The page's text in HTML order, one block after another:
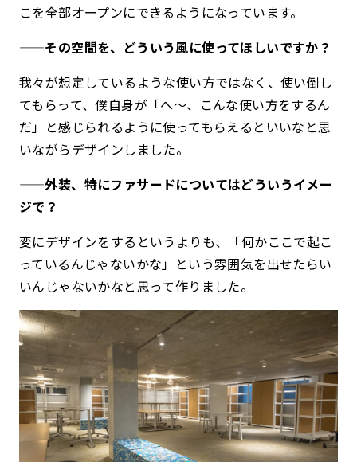
こを全部オープンにできるようになっています。
——その空間を、どういう風に使ってほしいですか？
我々が想定しているような使い方ではなく、使い倒し
てもらって、僕自身が「へ〜、こんな使い方をするん
だ」と感じられるように使ってもらえるといいなと思
いながらデザインしました。
——外装、特にファサードについてはどういうイメー
ジで？
変にデザインをするというよりも、「何かここで起こ
っているんじゃないかな」という雰囲気を出せたらい
いんじゃないかなと思って作りました。